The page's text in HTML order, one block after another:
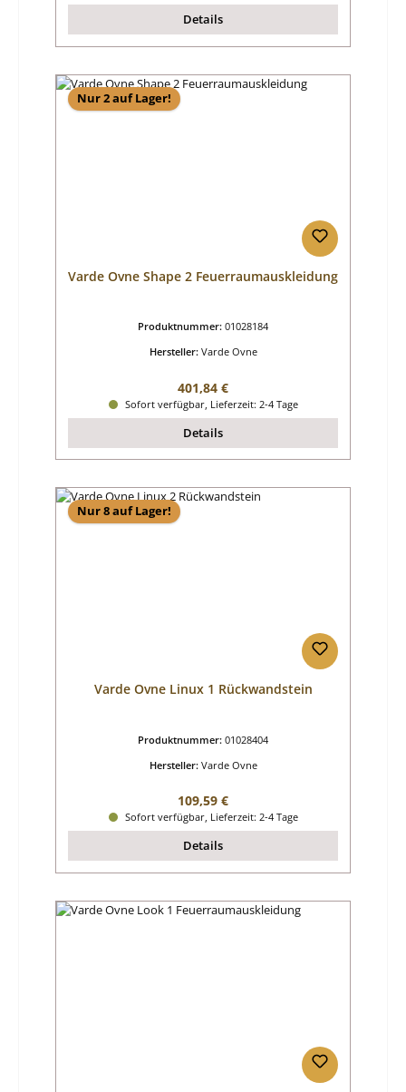
Details
Nur 2 auf Lager!
Varde Ovne Shape 2 Feuerraumauskleidung
Produktnummer: 01028184
Hersteller: Varde Ovne
Regulärer Preis:
401,84 €
Sofort verfügbar, Lieferzeit: 2-4 Tage
Details
Nur 8 auf Lager!
Varde Ovne Linux 1 Rückwandstein
Produktnummer: 01028404
Hersteller: Varde Ovne
Regulärer Preis:
109,59 €
Sofort verfügbar, Lieferzeit: 2-4 Tage
Details